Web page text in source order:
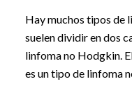
Hay muchos tipos de
suelen dividir en dos
linfoma no Hodgkin.
es un tipo de linfoma